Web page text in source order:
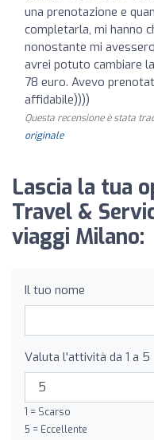
una prenotazione e
completarla, mi hanno
nonostante mi
avrei potuto cambiare
78 euro. Avevo
affidabile))))
Questa recensione è stata
originale
Lascia la tua
Travel &
viaggi Milano:
Il tuo nome
Valuta l'attività da 1 a 5
1 = Scarso
5 = Eccellente